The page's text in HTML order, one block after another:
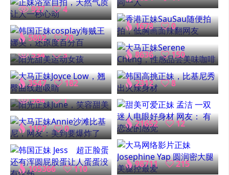
927 4
5802
70
534
3
3547
182
584
1
1197 0
105366 110
1678 0
8636 150
2312 8
21652 12
98711 215